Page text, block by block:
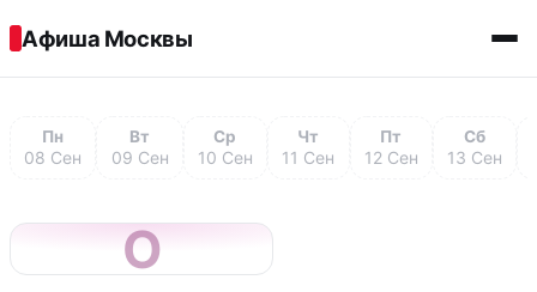
Афиша Москвы
Пн
08 Сен
Вт
09 Сен
Ср
10 Сен
Чт
11 Сен
Пт
12 Сен
Сб
13 Сен
О